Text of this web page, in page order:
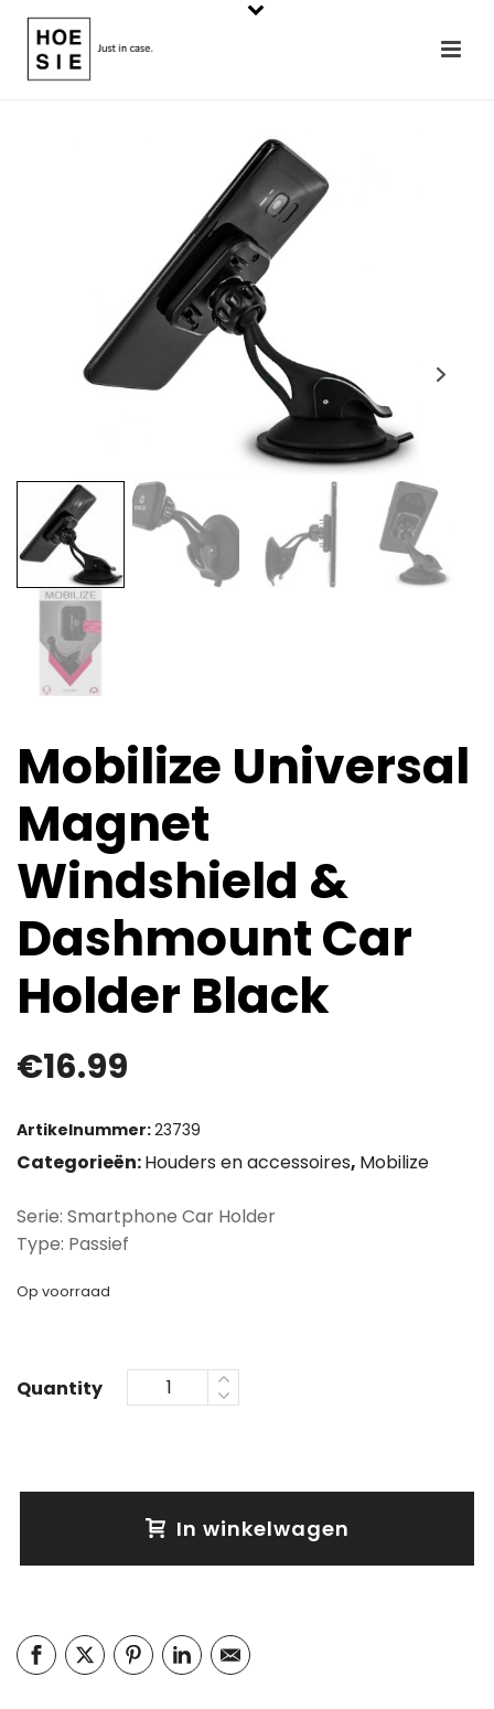
Mobilize Universal
Magnet
Windshield &
Dashmount Car
Holder Black
€16.99
Artikelnummer:23739
Categorieën:Houders en accessoires, Mobilize
Serie: Smartphone Car Holder
Type: Passief
Op voorraad
Quantity
In winkelwagen